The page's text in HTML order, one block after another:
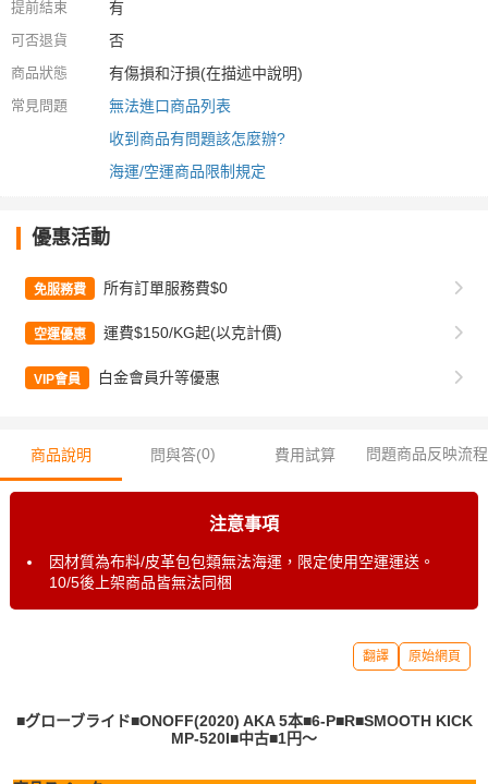
提前結束 有
可否退貨 否
商品狀態 有傷損和汙損(在描述中說明)
常見問題
無法進口商品列表
收到商品有問題該怎麼辦?
海運/空運商品限制規定
優惠活動
免服務費 所有訂單服務費$0
空運優惠 運費$150/KG起(以克計價)
VIP會員 白金會員升等優惠
商品說明 問與答(0) 費用試算 問題商品反映流程
注意事項
因材質為布料/皮革包包類無法海運，限定使用空運運送。
10/5後上架商品皆無法同梱
翻譯 原始網頁
■グローブライド■ONOFF(2020) AKA 5本■6-P■R■SMOOTH KICK
MP-520I■中古■1円～